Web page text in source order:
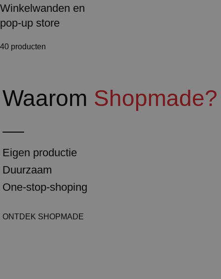
Winkelwanden en
pop-up store
40 producten
Waarom Shopmade?
Eigen productie
Duurzaam
One-stop-shoping
ONTDEK SHOPMADE